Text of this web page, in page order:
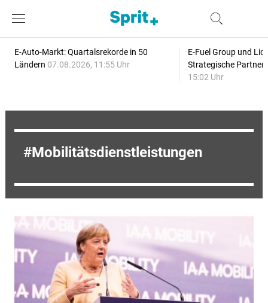
E-Auto-Markt: Quartalsrekorde in 50
Ländern 07.08.2026, 11:55 Uhr
E-Fuel Group und
Strategische
15:02 Uhr
Mobilitätsdienstleistungen